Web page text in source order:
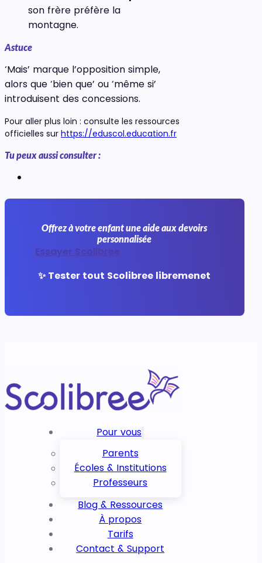
son frère préfère la
montagne.
Astuce
‘Mais’ marque l’opposition simple,
alors que ‘bien que’ ou ‘même si’
introduisent des concessions.
Pour aller plus loin : consulte les ressources
officielles sur https://eduscol.education.fr
Tu peux aussi consulter :
Offrez à votre enfant une aide aux devoirs
personnalisée
Essayer Scolibree
✨ Tester tout Scolibree libremenet
Pour vous
Parents
Écoles & Institutions
Professeurs
Blog & Ressources
À propos
Tarifs
Contact & Support